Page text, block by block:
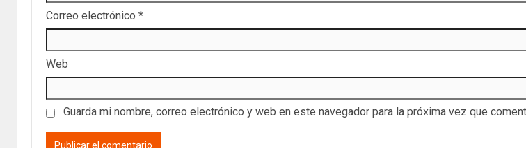
Correo electrónico *
Web
Guarda mi nombre, correo electrónico y web en este navegador para la próxima vez que